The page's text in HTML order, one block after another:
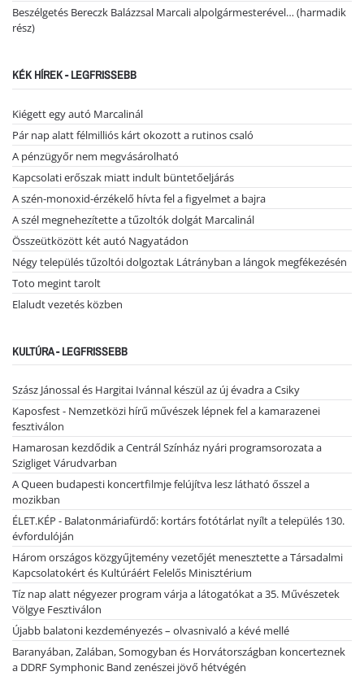
Beszélgetés Bereczk Balázzsal Marcali alpolgármesterével… (harmadik
rész)
KÉK HÍREK - LEGFRISSEBB
Kiégett egy autó Marcalinál
Pár nap alatt félmilliós kárt okozott a rutinos csaló
A pénzügyőr nem megvásárolható
Kapcsolati erőszak miatt indult büntetőeljárás
A szén-monoxid-érzékelő hívta fel a figyelmet a bajra
A szél megnehezítette a tűzoltók dolgát Marcalinál
Összeütközött két autó Nagyatádon
Négy település tűzoltói dolgoztak Látrányban a lángok megfékezésén
Toto megint tarolt
Elaludt vezetés közben
KULTÚRA - LEGFRISSEBB
Szász Jánossal és Hargitai Ivánnal készül az új évadra a Csiky
Kaposfest - Nemzetközi hírű művészek lépnek fel a kamarazenei
fesztiválon
Hamarosan kezdődik a Centrál Színház nyári programsorozata a
Szigliget Várudvarban
A Queen budapesti koncertfilmje felújítva lesz látható ősszel a
mozikban
ÉLET.KÉP - Balatonmáriafürdő: kortárs fotótárlat nyílt a település 130.
évfordulóján
Három országos közgyűjtemény vezetőjét menesztette a Társadalmi
Kapcsolatokért és Kultúráért Felelős Minisztérium
Tíz nap alatt négyezer program várja a látogatókat a 35. Művészetek
Völgye Fesztiválon
Újabb balatoni kezdeményezés – olvasnivaló a kévé mellé
Baranyában, Zalában, Somogyban és Horvátországban koncerteznek
a DDRF Symphonic Band zenészei jövő hétvégén